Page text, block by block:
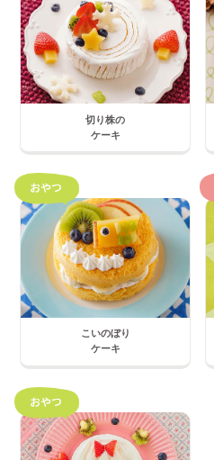
切り株の
ケーキ
こいのぼり
ケーキ